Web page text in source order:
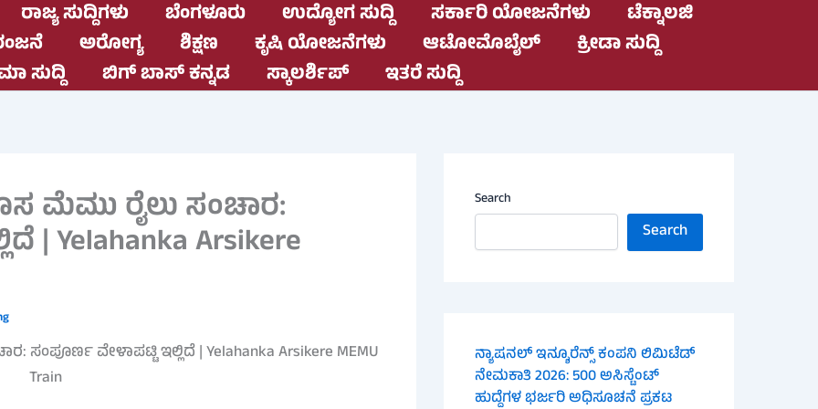
ರಾಜ್ಯ ಸುದ್ದಿಗಳು ಬೆಂಗಳೂರು ಉದ್ಯೋಗ ಸುದ್ದಿ ಸರ್ಕಾರಿ ಯೋಜನೆಗಳು
ಟೆಕ್ನಾಲಜಿ
ಅರೋಗ್ಯ ಶಿಕ್ಷಣ ಕೃಷಿ ಯೋಜನೆಗಳು ಆಟೋಮೊಬೈಲ್
ಕ್ರೀಡಾ ಸುದ್ದಿ
ಸುದ್ದಿ ಬಿಗ್ ಬಾಸ್ ಕನ್ನಡ ಸ್ಕಾಲರ್ಶಿಪ್ ಇತರೆ ಸುದ್ದಿ
ಮೆಮು ರೈಲು ಸಂಚಾರ:
| Yelahanka Arsikere
Search
Search
ನ್ಯಾಷನಲ್ ಇನ್ಶೂರೆನ್ಸ್ ಕಂಪನಿ ಲಿಮಿಟೆಡ್
ನೇಮಕಾತಿ 2026: 500 ಅಸಿಸ್ಟೆಂಟ್
ಹುದ್ದೆಗಳ ಭರ್ಜರಿ ಅಧಿಸೂಚನೆ ಪ್ರಕಟ